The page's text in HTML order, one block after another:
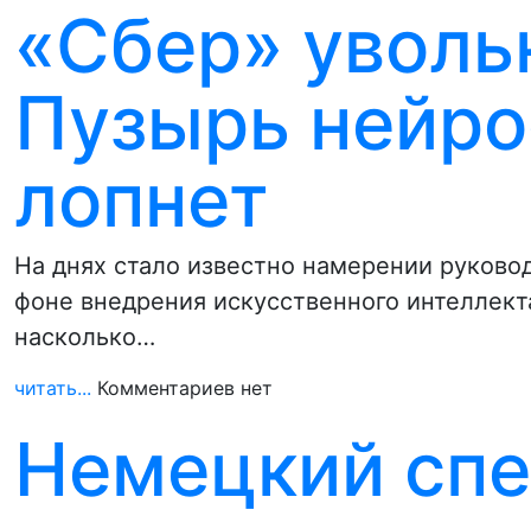
«Сбер»
Пузырь
лопнет
На днях стало известно намерении
фоне внедрения искусственного
насколько…
читать... Комментариев нет
Немецкий